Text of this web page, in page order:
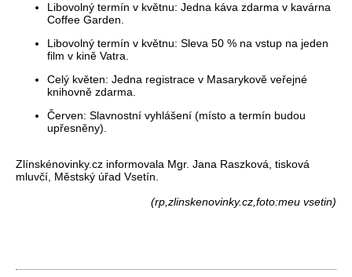
Libovolný termín v květnu: Jedna káva zdarma v kavárna
Coffee Garden.
Libovolný termín v květnu: Sleva 50 % na vstup na jeden
film v kině Vatra.
Celý květen: Jedna registrace v Masarykově veřejné
knihovně zdarma.
Červen: Slavnostní vyhlášení (místo a termín budou
upřesněny).
Zlínskénovinky.cz informovala Mgr. Jana Raszková, tisková
mluvčí, Městský úřad Vsetín.
(rp,zlinskenovinky.cz,foto:meu vsetin)